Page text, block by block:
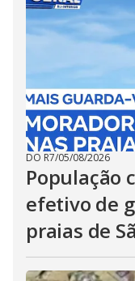
DO R7/05/08/2026
População
efetivo de
praias de